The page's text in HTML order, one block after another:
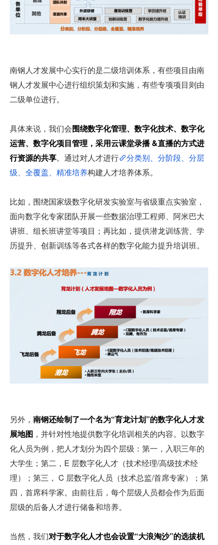
南钢人才发展中心实行的是二级培训体系，有些项目由南
钢人才发展中心进行组织策划和实施，有些专项项目则由
二级单位进行。
具体来说，我们会围绕数字化管理、数字化技术、数字化
运营、数字化项目管理，采用云课堂录播 &直播的方式进
行资源的共享。通过对人才进行
分类别、分阶段、分层
级、全覆盖、精准培养构建人才培养体系。
比如，围绕国家级数字化研发实验室与省级重点实验室，
面向数字化专家团队开展一些数据治理工程师、阿米巴大
讲班、组长班讲堂等项目；再比如，提供潜龙训练营、学
历提升、创新训练等各式各样的数字化能力提升培训班。
另外， 南钢还绘制了一个名为“育龙计划”的数字化人才发
展地图 ，并针对性地提供数字化培训相关的内容。以数字
化人员为例，把人才划分为四个层级：第一，入职三年的
大学生；第二，E 层数字化人才（技术经理/高级技术经
理）；第三， C 层数字化人员（技术总监/首席专家）；第
四，首席科学家。由前往后，每个层级人员都会作为后面
层级的后备人才进行储备和培养。
当然，我们对于数字化人才也会设置“大浪淘沙”的选拔机